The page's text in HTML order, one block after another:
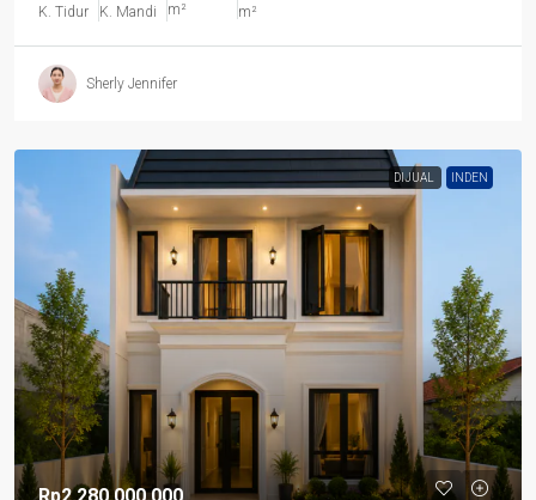
K. Tidur K. Mandi m² m²
Sherly Jennifer
DIJUAL INDEN